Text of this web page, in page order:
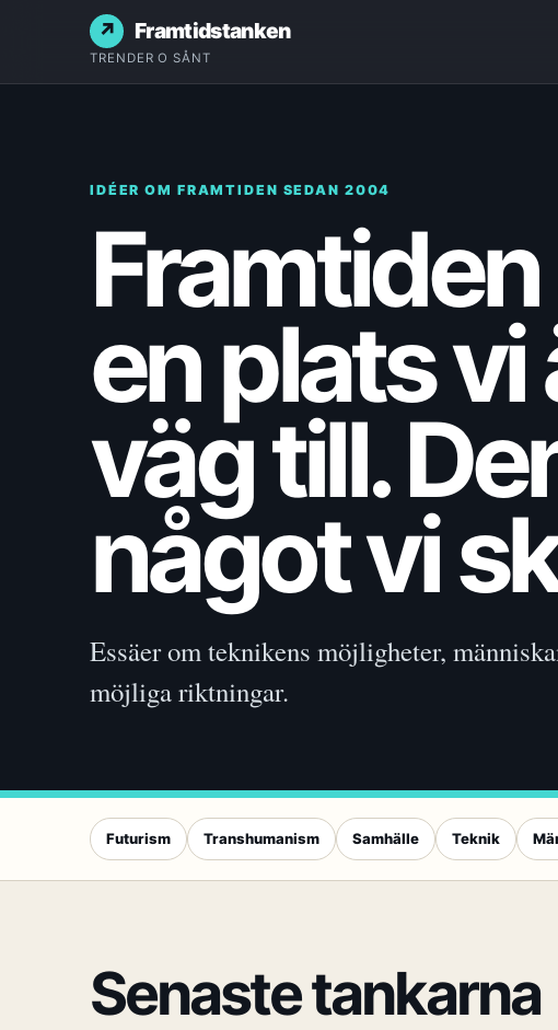
Framtidstanken
TRENDER O SÅNT
IDÉER OM FRAMTIDEN SEDAN 2004
en plats vi
väg till.
något vi
Essäer om teknikens möjligheter,
möjliga riktningar.
Futurism Transhumanism Samhälle Teknik
Senaste tankarna